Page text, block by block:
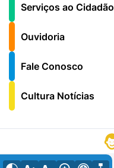
Serviços ao Cidadão
Ouvidoria
Fale Conosco
Cultura Notícias